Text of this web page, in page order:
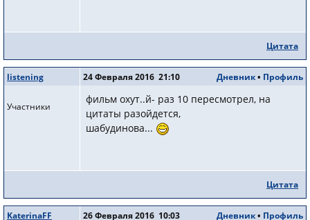
Цитата
listening
Участники
Дневник• Профиль
24 Февраля 2016 21:10
фильм охут..й- раз 10 пересмотрел, на
цитаты разойдется,
шабудинова...
Цитата
KaterinaFF Дневник• Профиль
26 Февраля 2016 10:03